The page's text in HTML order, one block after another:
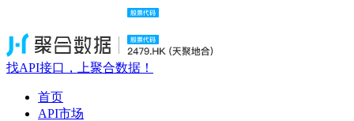
找API接口，上聚合数据！
首页
API市场